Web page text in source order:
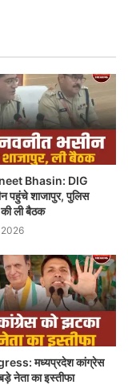
Bhasin: DIG
पहुंचे शाजापुर, पुलिस
की ली बैठक
मध्यप्रदेश कांग्रेस
नेता का इस्तीफा